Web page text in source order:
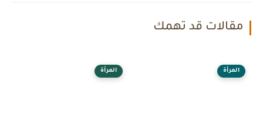
مقالات قد تهمك
المرأة المرأة